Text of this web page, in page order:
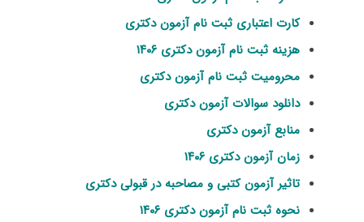
کارت اعتباری ثبت نام آزمون دکتری
هزینه ثبت نام آزمون دکتری ۱۴۰۶
محرومیت ثبت نام آزمون دکتری
دانلود سوالات آزمون دکتری
منابع آزمون دکتری
زمان آزمون دکتری ۱۴۰۶
تاثیر آزمون کتبی و مصاحبه در قبولی دکتری
نحوه ثبت نام آزمون دکتری ۱۴۰۶